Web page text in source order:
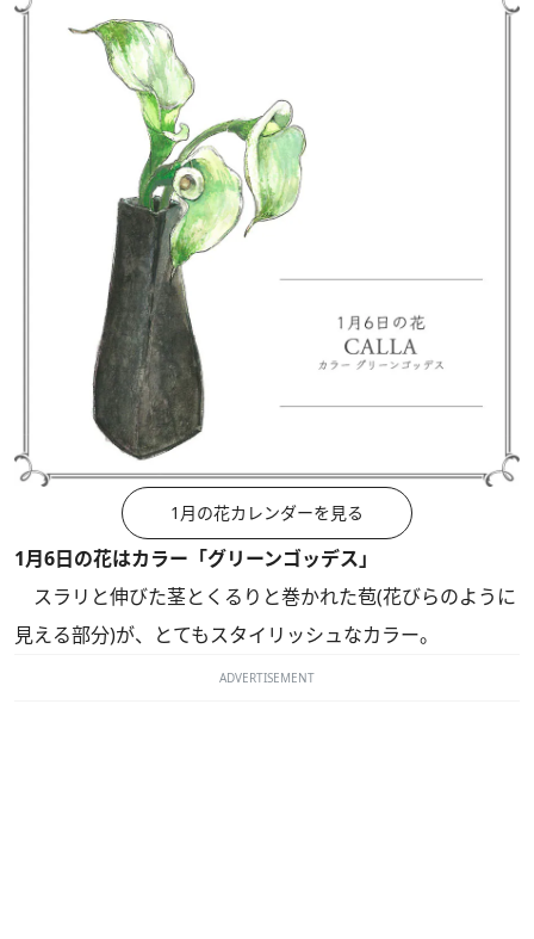
1月の花カレンダーを見る
1月6日の花はカラー「グリーンゴッデス」
スラリと伸びた茎とくるりと巻かれた苞(花びらのように
見える部分)が、とてもスタイリッシュなカラー。
ADVERTISEMENT